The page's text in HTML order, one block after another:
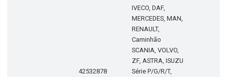
42532878
IVECO, DAF,
MERCEDES, MAN,
RENAULT,
Caminhão
SCANIA, VOLVO,
ZF, ASTRA, ISUZU
Série P/G/R/T,